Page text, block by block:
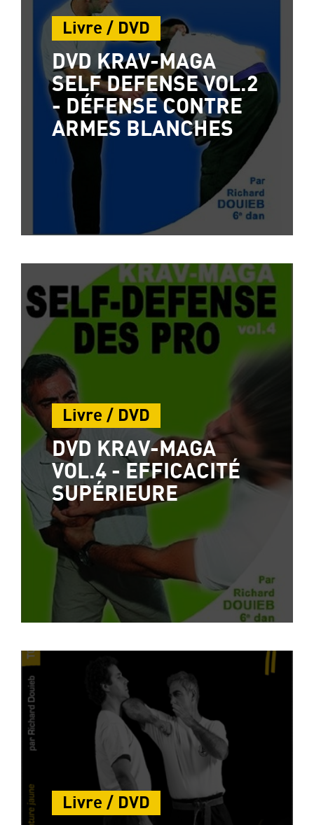
Livre / DVD
DVD KRAV-MAGA
SELF DEFENSE VOL.2
- DÉFENSE CONTRE
ARMES BLANCHES
Livre / DVD
DVD KRAV-MAGA
VOL.4 - EFFICACITÉ
SUPÉRIEURE
Livre / DVD